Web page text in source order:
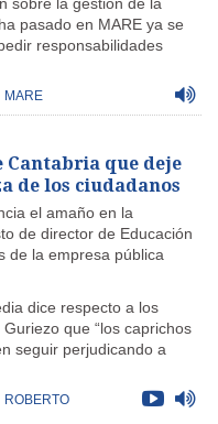
pasado en MARE ya se
responsabilidades
MARE
Cantabria que deje
de los ciudadanos
el amaño en la
de director de Educación
de la empresa pública
dice respecto a los
que “los caprichos
seguir perjudicando a
ROBERTO